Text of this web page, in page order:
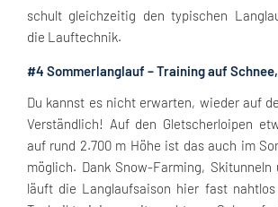
schult gleichzeitig den typischen
die Lauftechnik.
#4 Sommerlanglauf – Training auf
Du kannst es nicht erwarten, wieder auf
Verständlich! Auf den Gletscherloipen
auf rund 2.700 m Höhe ist das auch im
möglich. Dank Snow-Farming, Skitunneln
läuft die Langlaufsaison hier fast